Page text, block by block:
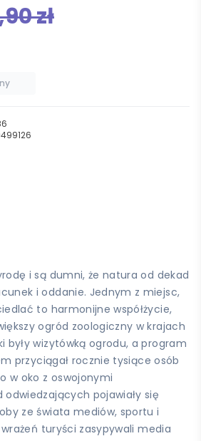
zł
i są dumni, że natura od dekad
i oddanie. Jednym z miejsc,
to harmonijne współżycie,
ogród zoologiczny w krajach
były wizytówką ogrodu, a program
przyciągał rocznie tysiące osób
w oko z oswojonymi
odwiedzających pojawiały się
ze świata mediów, sportu i
turyści zasypywali media